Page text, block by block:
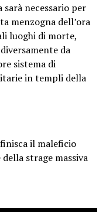
necessario per
menzogna dell’ora
luoghi di morte,
da
sistema di
in templi della
il maleficio
strage massiva